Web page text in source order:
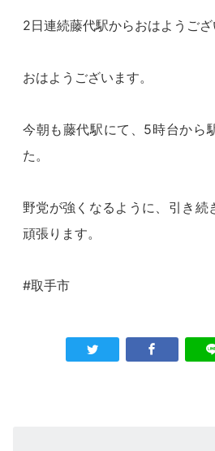
2日連続藤代駅からおはようござ
おはようございます。
今朝も藤代駅にて、5時台から
た。
野党が強くなるように、引き続
頑張ります。
#取手市